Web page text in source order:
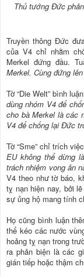
Thủ tướng Đức
Truyền thông Đức
của V4 chỉ nhằm
Merkel đứng đầu.
Merkel. Cùng đứng
Tờ “Die Welt” bình
dùng nhóm V4 để
cho bà Merkel là các
V4 để chống lại Đức
Tờ “Sme” chỉ trích
EU không thể dừng
trách nhiệm vong ân
V4 theo như tờ báo,
tỵ nạn hiện nay, bởi
sự ủng hộ mang tính
Họ cũng bình luận
thể kéo các nước
hoảng tỵ nạn trong
ra phản biện là các
gián tiếp hoặc thậm